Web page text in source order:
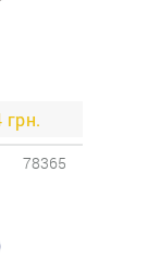
грн.
78365